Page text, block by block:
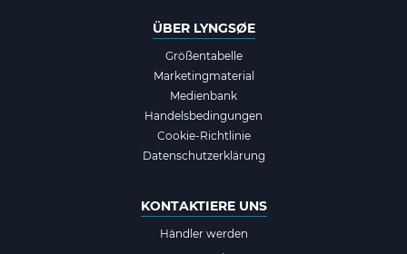
ÜBER LYNGSØE
Größentabelle
Marketingmaterial
Medienbank
Handelsbedingungen
Cookie-Richtlinie
Datenschutzerklärung
KONTAKTIERE UNS
Händler werden